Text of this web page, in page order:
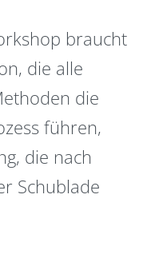
braucht
die alle
die
führen,
die nach
Schublade